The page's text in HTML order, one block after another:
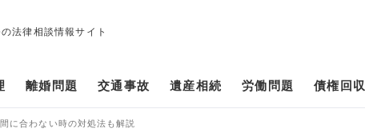
法律相談情報サイト
離婚問題 交通事故 遺産相続 労働問題 債権回収
に合わない時の対処法も解説